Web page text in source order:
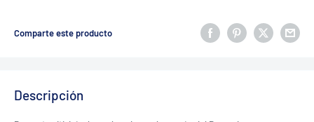
Comparte este producto
Descripción